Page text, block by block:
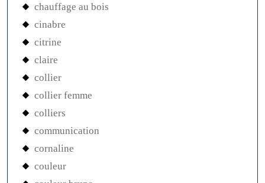
chauffage au bois
cinabre
citrine
claire
collier
collier femme
colliers
communication
cornaline
couleur